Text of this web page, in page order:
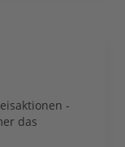
-
das